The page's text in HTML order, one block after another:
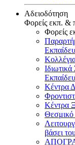
Αδειοδότηση
Φορείς εκπ. &
Φορείς
Κέντρα
Κέντρα
Θεσμικό
βάσει